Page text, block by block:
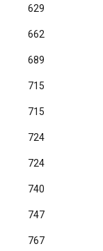
629
662
689
715
715
724
724
740
747
767